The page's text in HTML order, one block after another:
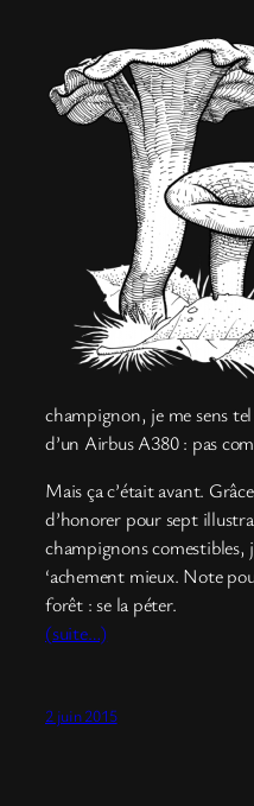
champignon, je me sens
d’un Airbus A380 : pas
Mais ça c’était avant.
d’honorer pour sept
champignons comestibles,
‘achement mieux. Note
forêt : se la péter.
(suite…)
2 juin 2015